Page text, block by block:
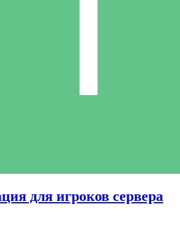
для игроков сервера